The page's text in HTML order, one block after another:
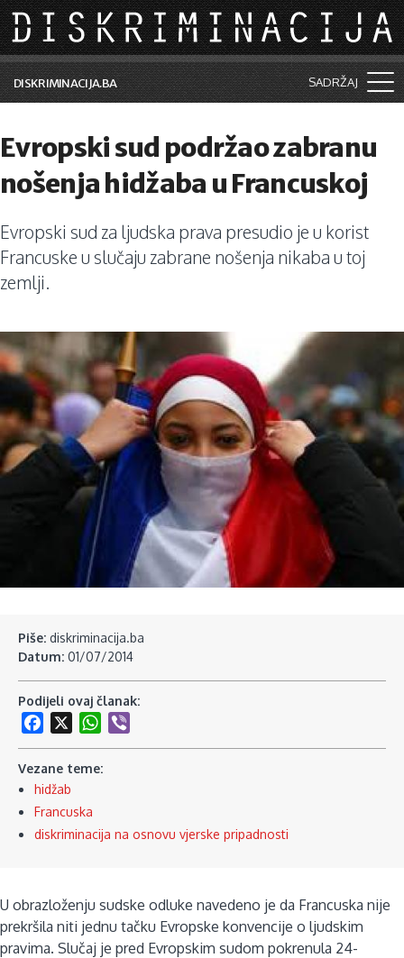
Skip to main content
DISKRIMINACIJA.BA SADRŽAJ
Vijesti i događaji
Aktuelne teme
Kolumne
Lične priče
Pretraga
Evropski sud podržao zabranu
nošenja hidžaba u Francuskoj
Evropski sud za ljudska prava presudio je u korist
Francuske u slučaju zabrane nošenja nikaba u toj
zemlji.
Piše: diskriminacija.ba
Datum: 01/07/2014
Podijeli ovaj članak:
Facebook
WhatsApp
Vezane teme:
hidžab
Francuska
diskriminacija na osnovu vjerske pripadnosti
U obrazloženju sudske odluke navedeno je da Francuska nije
prekršila niti jednu tačku Evropske konvencije o ljudskim
pravima. Slučaj je pred Evropskim sudom pokrenula 24-